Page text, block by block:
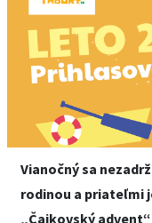
Vianočný sa
rodinou a priateľmi
„Čajkovský advent“